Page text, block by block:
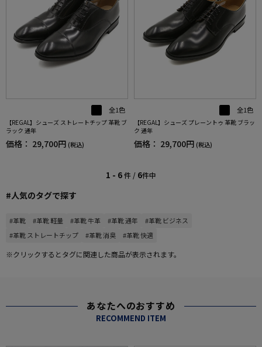
全1色
【REGAL】シューズ ストレートチップ 革靴 ブ
ラック 通年
価格： 29,700円 (税込)
全1色
【REGAL】シューズ プレーントゥ 革靴 ブラッ
ク 通年
価格： 29,700円 (税込)
1 - 6件 / 6件中
#人気のタグで探す
#革靴 #革靴 軽量 #革靴 牛革 #革靴 通年
#革靴 ビジネス
#革靴 ストレートチップ
#革靴 消臭 #革靴 快適
※クリックするとタグに関連した商品が表示されます。
あなたへのおすすめ
RECOMMEND ITEM